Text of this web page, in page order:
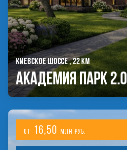
КИЕВСКОЕ ШОССЕ , 22 КМ
Академия Парк 2.0
от 16,50 млн руб.